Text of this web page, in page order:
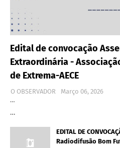
Edital de convocação
Extraordinária -
de Extrema-AECE
O OBSERVADOR
Março 06, 2026
…
…
EDITAL DE
Radiodifusão Bom